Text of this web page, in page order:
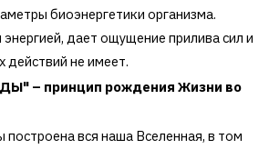
биоэнергетики организма.
дает ощущение прилива сил и
не имеет.
– принцип рождения Жизни во
построена вся наша Вселенная, в том